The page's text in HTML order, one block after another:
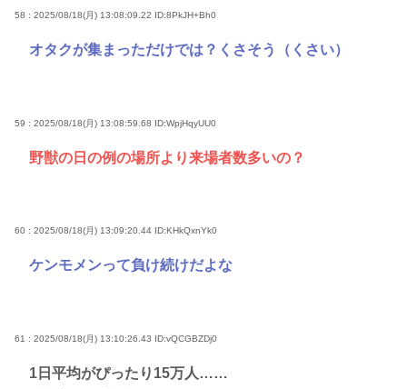
58 : 2025/08/18(月) 13:08:09.22 ID:8PkJH+Bh0
オタクが集まっただけでは？くさそう（くさい）
59 : 2025/08/18(月) 13:08:59.68 ID:WpjHqyUU0
野獣の日の例の場所より来場者数多いの？
60 : 2025/08/18(月) 13:09:20.44 ID:KHkQxnYk0
ケンモメンって負け続けだよな
61 : 2025/08/18(月) 13:10:26.43 ID:vQCGBZDj0
1日平均がぴったり15万人……